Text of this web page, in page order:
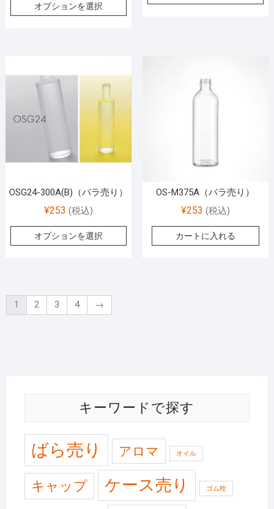
オプションを選択
OSG24-300A(B)（バラ売り）
¥253 (税込)
オプションを選択
OS-M375A（バラ売り）
¥253 (税込)
カートに入れる
1 2 3 4 →
キーワードで探す
ばら売り アロマ オイル
キャップ ケース売り ゴム栓